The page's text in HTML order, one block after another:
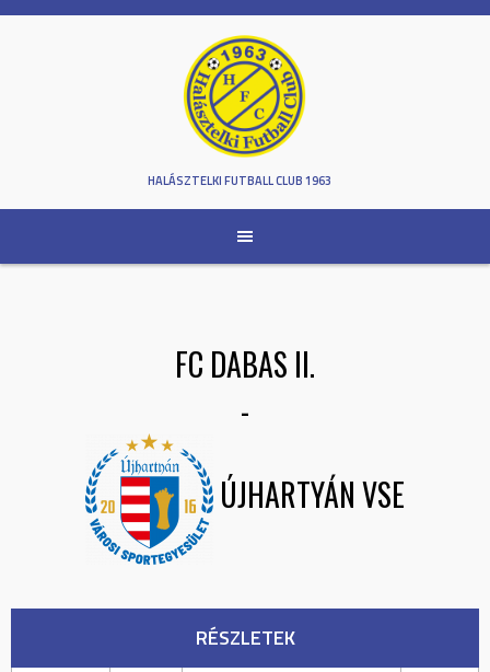
Skip
HALÁSZTELKI FUTBALL CLUB 1963
FC DABAS II.
-
ÚJHARTYÁN VSE
RÉSZLETEK